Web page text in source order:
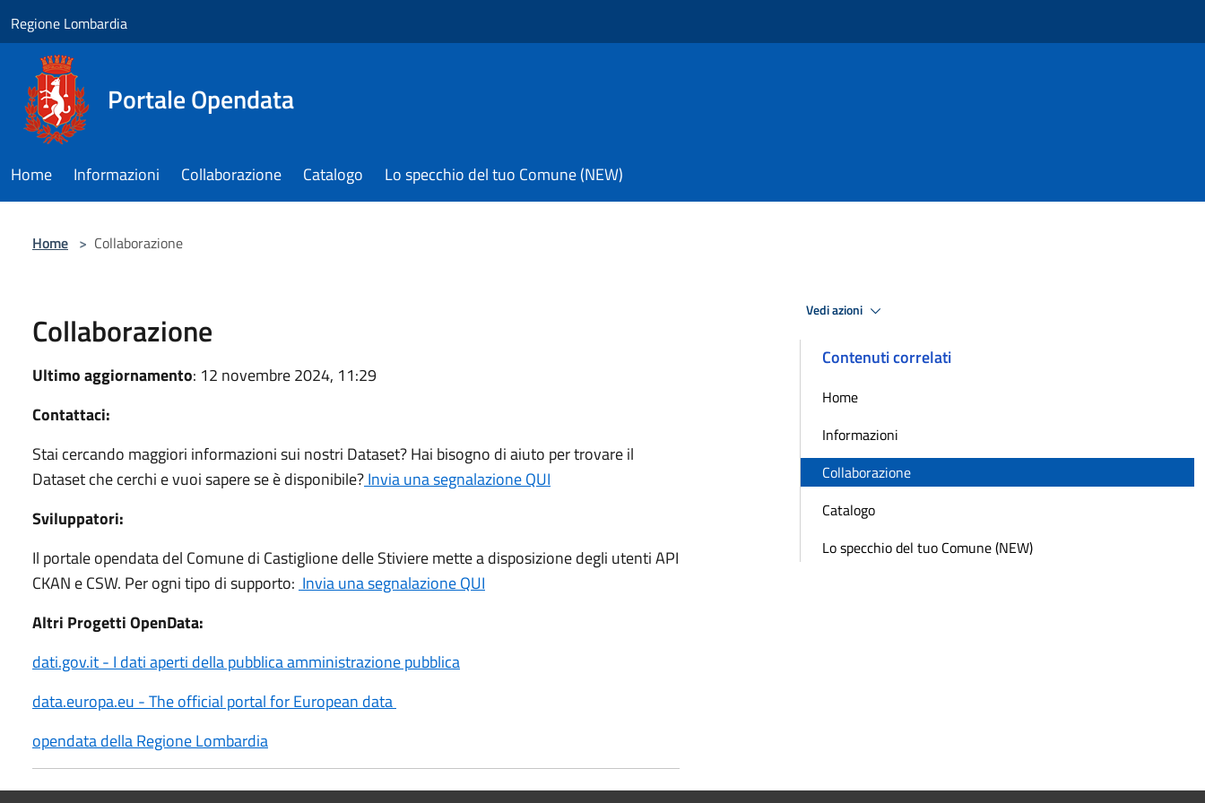
Regione Lombardia
Portale Opendata
Home Informazioni Collaborazione Catalogo Lo specchio del tuo Comune (NEW)
Home > Collaborazione
Collaborazione
Ultimo aggiornamento: 12 novembre 2024, 11:29
Contattaci:
Stai cercando maggiori informazioni sui nostri Dataset? Hai bisogno di aiuto per trovare il
Dataset che cerchi e vuoi sapere se è disponibile?Invia una segnalazione QUI
Sviluppatori:
Il portale opendata del Comune di Castiglione delle Stiviere mette a disposizione degli utenti API
CKAN e CSW. Per ogni tipo di supporto: Invia una segnalazione QUI
Altri Progetti OpenData:
dati.gov.it - I dati aperti della pubblica amministrazione pubblica
data.europa.eu - The official portal for European data
opendata della Regione Lombardia
Vedi azioni
Contenuti correlati
Home
Informazioni
Collaborazione
Catalogo
Lo specchio del tuo Comune (NEW)